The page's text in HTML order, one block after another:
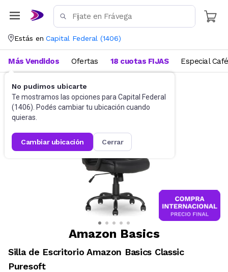
Estás en Capital Federal (1406)
No pudimos ubicarte
Te mostramos las opciones para Capital Federal
(1406). Podés cambiar tu ubicación cuando
quieras.
cambiar ubicación cerrar
Más Vendidos Ofertas 18 cuotas FIJAS Especial Café
Sillas Sillas para oficina
Amazon Basics
Silla de Escritorio Amazon Basics Classic
Puresoft